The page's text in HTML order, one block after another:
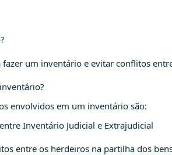
fazer um inventário e evitar conflitos
envolvidos em um inventário são:
Inventário Judicial e Extrajudicial
entre os herdeiros na partilha dos